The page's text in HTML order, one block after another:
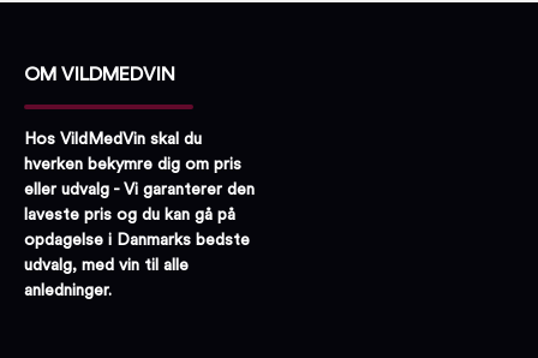
OM VILDMEDVIN
Hos VildMedVin skal du
hverken bekymre dig om pris
eller udvalg - Vi garanterer den
laveste pris og du kan gå på
opdagelse i Danmarks bedste
udvalg, med vin til alle
anledninger.